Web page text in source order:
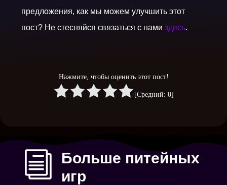
предложения, как мы можем улучшить этот
пост? Не стесняйся связаться с намиздесь.
Нажмите, чтобы оценить этот пост!
[Средний: 0]
i
Больше питейных
игр